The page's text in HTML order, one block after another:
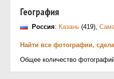
География
Россия: Казань (419),
Найти все фотографии,
Общее количество